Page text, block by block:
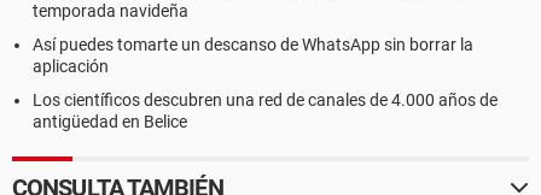
temporada navideña
Así puedes tomarte un descanso de WhatsApp sin borrar la
aplicación
Los científicos descubren una red de canales de 4.000 años de
antigüedad en Belice
CONSULTA TAMBIÉN